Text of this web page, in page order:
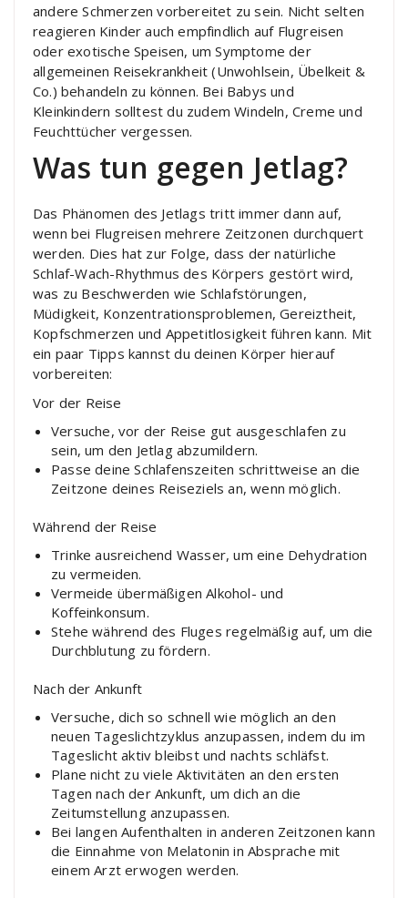
andere Schmerzen vorbereitet zu sein. Nicht selten
reagieren Kinder auch empfindlich auf Flugreisen
oder exotische Speisen, um Symptome der
allgemeinen Reisekrankheit (Unwohlsein, Übelkeit &
Co.) behandeln zu können. Bei Babys und
Kleinkindern solltest du zudem Windeln, Creme und
Feuchttücher vergessen.
Was tun gegen Jetlag?
Das Phänomen des Jetlags tritt immer dann auf,
wenn bei Flugreisen mehrere Zeitzonen durchquert
werden. Dies hat zur Folge, dass der natürliche
Schlaf-Wach-Rhythmus des Körpers gestört wird,
was zu Beschwerden wie Schlafstörungen,
Müdigkeit, Konzentrationsproblemen, Gereiztheit,
Kopfschmerzen und Appetitlosigkeit führen kann. Mit
ein paar Tipps kannst du deinen Körper hierauf
vorbereiten:
Vor der Reise
Versuche, vor der Reise gut ausgeschlafen zu
sein, um den Jetlag abzumildern.
Passe deine Schlafenszeiten schrittweise an die
Zeitzone deines Reiseziels an, wenn möglich.
Während der Reise
Trinke ausreichend Wasser, um eine Dehydration
zu vermeiden.
Vermeide übermäßigen Alkohol- und
Koffeinkonsum.
Stehe während des Fluges regelmäßig auf, um die
Durchblutung zu fördern.
Nach der Ankunft
Versuche, dich so schnell wie möglich an den
neuen Tageslichtzyklus anzupassen, indem du im
Tageslicht aktiv bleibst und nachts schläfst.
Plane nicht zu viele Aktivitäten an den ersten
Tagen nach der Ankunft, um dich an die
Zeitumstellung anzupassen.
Bei langen Aufenthalten in anderen Zeitzonen kann
die Einnahme von Melatonin in Absprache mit
einem Arzt erwogen werden.